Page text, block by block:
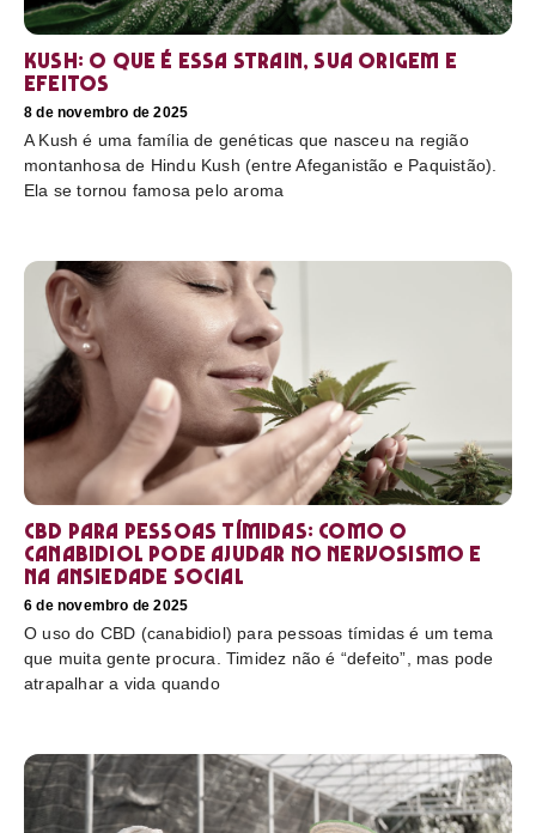
Kush: o que é essa strain, sua origem e
efeitos
8 de novembro de 2025
A Kush é uma família de genéticas que nasceu na região
montanhosa de Hindu Kush (entre Afeganistão e Paquistão).
Ela se tornou famosa pelo aroma
CBD para pessoas tímidas: como o
canabidiol pode ajudar no nervosismo e
na ansiedade social
6 de novembro de 2025
O uso do CBD (canabidiol) para pessoas tímidas é um tema
que muita gente procura. Timidez não é “defeito”, mas pode
atrapalhar a vida quando